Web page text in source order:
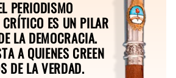
PERIODISMO
ES UN PILAR
LA DEMOCRACIA.
A QUIENES CREEN
DE LA VERDAD.